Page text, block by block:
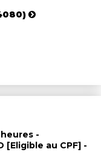
-
[Eligible au CPF] -